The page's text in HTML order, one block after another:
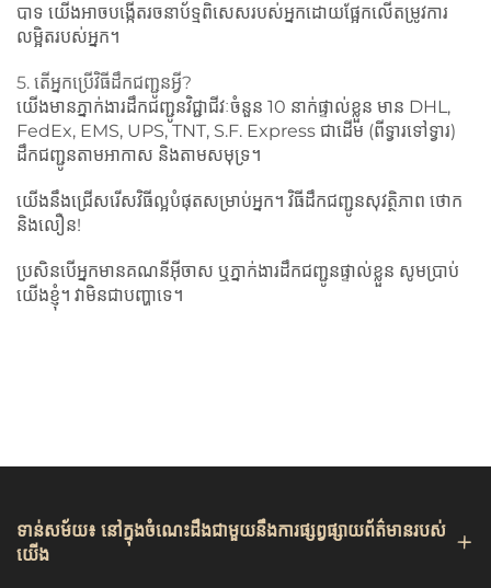
បាទ យើងអាចបង្កើតរចនាប័ទ្មពិសេសរបស់អ្នកដោយផ្អែកលើតម្រូវការ
លម្អិតរបស់អ្នក។
5. តើអ្នកប្រើវិធីដឹកជញ្ជូនអ្វី?
យើងមានភ្នាក់ងារដឹកជញ្ជូនវិជ្ជាជីវៈចំនួន 10 នាក់ផ្ទាល់ខ្លួន មាន DHL,
FedEx, EMS, UPS, TNT, S.F. Express ជាដើម (ពីទ្វារទៅទ្វារ)
ដឹកជញ្ជូនតាមអាកាស និងតាមសមុទ្រ។
យើងនឹងជ្រើសរើសវិធីល្អបំផុតសម្រាប់អ្នក។ វិធីដឹកជញ្ជូនសុវត្ថិភាព ថោក
និងលឿន!
ប្រសិនបើអ្នកមានគណនីអ៊ីចាស ឬភ្នាក់ងារដឹកជញ្ជូនផ្ទាល់ខ្លួន សូមប្រាប់
យើងខ្ញុំ។ វាមិនជាបញ្ហាទេ។
ទាន់សម័យ៖ នៅក្នុងចំណេះដឹងជាមួយនឹងការផ្សព្វផ្សាយព័ត៌មានរបស់
យើង